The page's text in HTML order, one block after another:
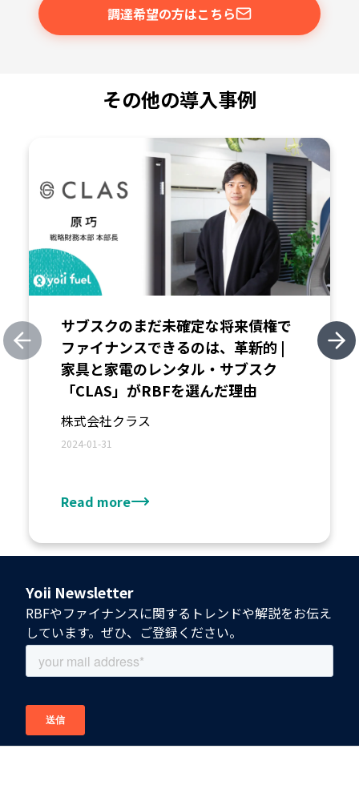
調達希望の方はこちら
その他の導入事例
サブスクのまだ未確定な将来債権で
ファイナンスできるのは、革新的 |
家具と家電のレンタル・サブスク
「CLAS」がRBFを選んだ理由
株式会社クラス
2024-01-31
Read more
Previous slide
Yoii Newsletter
RBFやファイナンスに関するトレンドや解説をお伝え
しています。ぜひ、ご登録ください。